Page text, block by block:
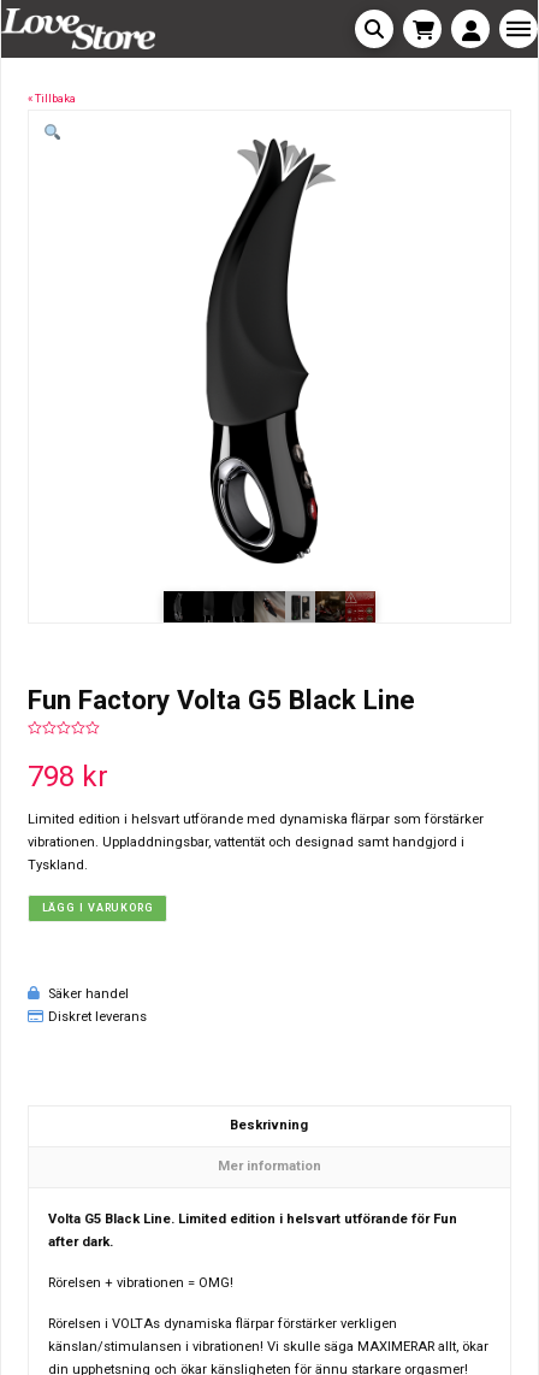
« Tillbaka
Fun Factory Volta G5 Black Line
of
5
798 kr
Limited edition i helsvart utförande med dynamiska flärpar som förstärker
vibrationen. Uppladdningsbar, vattentät och designad samt handgjord i
Tyskland.
LÄGG I VARUKORG
Säker handel
Diskret leverans
Beskrivning
Mer information
Volta G5 Black Line. Limited edition i helsvart utförande för Fun
after dark.
Rörelsen + vibrationen = OMG!
Rörelsen i VOLTAs dynamiska flärpar förstärker verkligen
känslan/stimulansen i vibrationen! Vi skulle säga MAXIMERAR allt, ökar
din upphetsning och ökar känsligheten för ännu starkare orgasmer!